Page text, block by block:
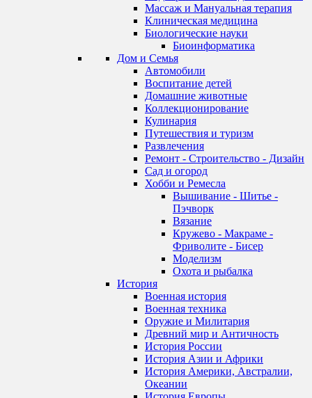
Массаж и Мануальная терапия
Клиническая медицина
Биологические науки
Биоинформатика
Дом и Семья
Автомобили
Воспитание детей
Домашние животные
Коллекционирование
Кулинария
Путешествия и туризм
Развлечения
Ремонт - Строительство - Дизайн
Сад и огород
Хобби и Ремесла
Вышивание - Шитье -
Пэчворк
Вязание
Кружево - Макраме -
Фриволите - Бисер
Моделизм
Охота и рыбалка
История
Военная история
Военная техника
Оружие и Милитария
Древний мир и Античность
История России
История Азии и Африки
История Америки, Австралии,
Океании